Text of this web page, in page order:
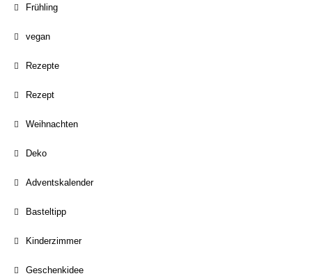
Frühling
vegan
Rezepte
Rezept
Weihnachten
Deko
Adventskalender
Basteltipp
Kinderzimmer
Geschenkidee